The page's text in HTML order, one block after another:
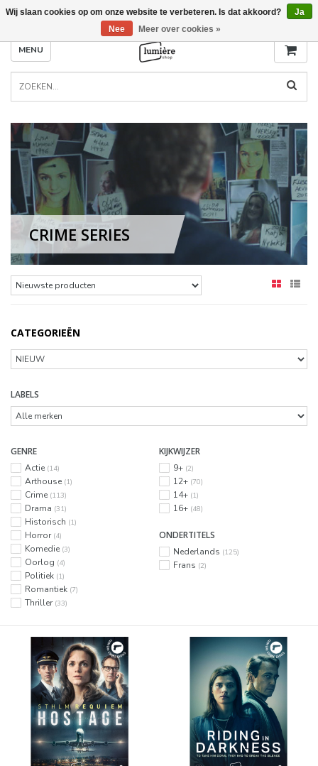
MENU
CRIME SERIES
CATEGORIEËN
LABELS
GENRE
Actie (14)
Arthouse (1)
Crime (113)
Drama (31)
Historisch (1)
Horror (4)
Komedie (3)
Oorlog (4)
Politiek (1)
Romantiek (7)
Thriller (33)
KIJKWIJZER
9+ (2)
12+ (70)
14+ (1)
16+ (48)
ONDERTITELS
Nederlands (125)
Frans (2)
Wij slaan cookies op om onze website te verbeteren. Is dat akkoord?
Ja
Nee
Meer over cookies »